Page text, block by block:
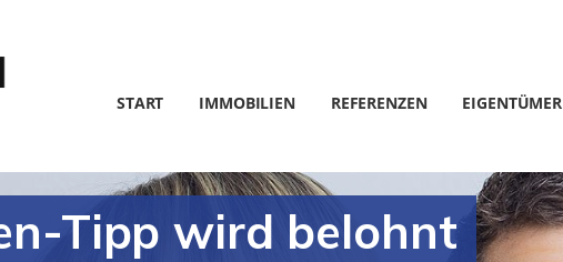
START IMMOBILIEN REFERENZEN EIGENTÜMER
Tipp wird belohnt